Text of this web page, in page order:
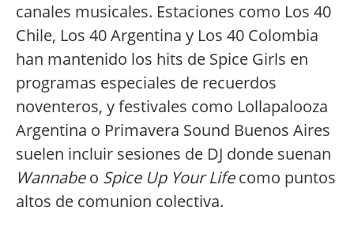
canales musicales. Estaciones como Los 40
Chile, Los 40 Argentina y Los 40 Colombia
han mantenido los hits de Spice Girls en
programas especiales de recuerdos
noventeros, y festivales como Lollapalooza
Argentina o Primavera Sound Buenos Aires
suelen incluir sesiones de DJ donde suenan
Wannabeo Spice Up Your Lifecomo puntos
altos de comunion colectiva.